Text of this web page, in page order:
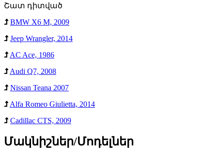
Շատ դիտված
BMW X6 M, 2009
Jeep Wrangler, 2014
AC Ace, 1986
Audi Q7, 2008
Nissan Teana 2007
Alfa Romeo Giulietta, 2014
Cadillac CTS, 2009
Մակնիշներ/Մոդելներ